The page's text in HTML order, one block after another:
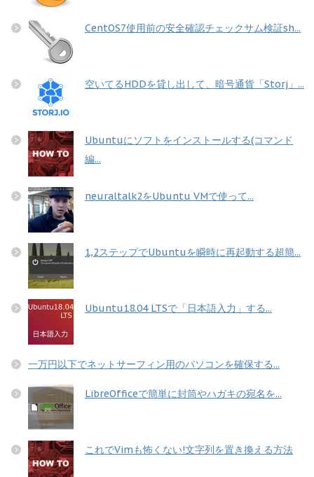
CentOS7使用前の安全確認チェックサム検証sh...
空いてるHDDを貸し出して、暗号通貨「Storj」...
Ubuntuにソフトをインストールする(コマンド
編...
neuraltalk2をUbuntu VMで使って...
1,2ステップでUbuntuを瞬時に再起動する超簡...
Ubuntu18.04 LTSで「日本語入力」する...
一万円以下でネットサーフィン用のパソコンを確保する...
LibreOfficeで簡単に封筒やハガキの宛名を...
これでVimも怖くない!文字列を置き換える方法